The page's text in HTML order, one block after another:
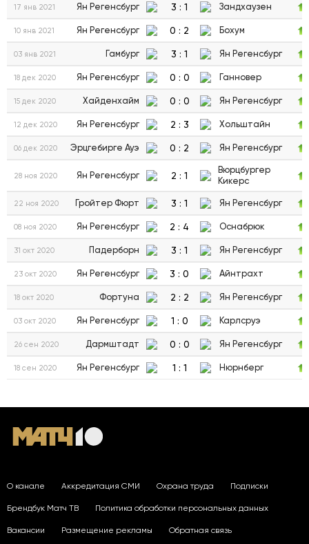
17 янв 2021 Ян Регенсбург 3 : 1 Зандхаузен
10 янв 2021 Ян Регенсбург 0 : 2 Бохум
03 янв 2021 Гамбург 3 : 1 Ян Регенсбург
18 дек 2020 Ян Регенсбург 0 : 0 Ганновер
15 дек 2020 Хайденхайм 0 : 0 Ян Регенсбург
12 дек 2020 Ян Регенсбург 2 : 3 Хольштайн
06 дек 2020 Эрцгебирге Ауэ 0 : 2 Ян Регенсбург
28 ноя 2020 Ян Регенсбург 2 : 1
Вюрцбургер
Кикерс
22 ноя 2020 Гройтер Фюрт 3 : 1 Ян Регенсбург
08 ноя 2020 Ян Регенсбург 2 : 4 Оснабрюк
31 окт 2020 Падерборн 3 : 1 Ян Регенсбург
23 окт 2020 Ян Регенсбург 3 : 0 Айнтрахт
18 окт 2020 Фортуна 2 : 2 Ян Регенсбург
03 окт 2020 Ян Регенсбург 1 : 0 Карлсруэ
26 сен 2020 Дармштадт 0 : 0 Ян Регенсбург
18 сен 2020 Ян Регенсбург 1 : 1 Нюрнберг
О канале Аккредитация СМИ Охрана труда Подписки
Брендбук Матч ТВ Политика обработки персональных данных
Вакансии Размещение рекламы Обратная связь